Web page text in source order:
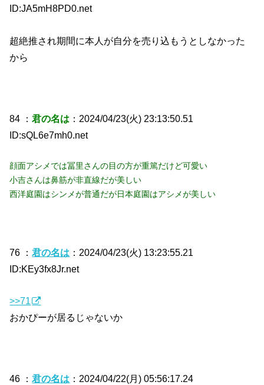
ID:JA5mH8PD0.net
超絶推され期間に本人が自分を売り込もうとしなかった
から
84 ：君の名は ：2024/04/23(火) 23:13:50.51
ID:sQL6e7mh0.net
顔面アシメでは冨里さんの目の方が重篤だけど可愛い
小吉さんは鼻筋が非直線だが美しい
西洋庭園はシンメが普通だが日本庭園はアシメが美しい
76 ：君の名は ：2024/04/23(火) 13:23:55.21
ID:KEy3fx8Jr.net
>>71
おかぴーが居るじゃないか
46 ：君の名は ：2024/04/22(月) 05:56:17.24